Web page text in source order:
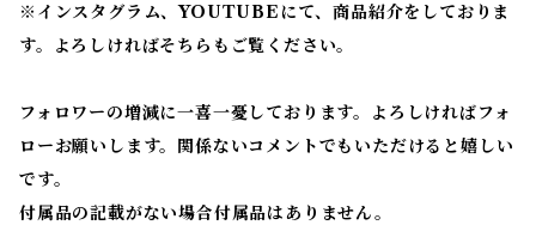
※ インスタグラム、YOUTUBEにて、商品紹介をしておりま
す。よろしければそちらもご覧ください。
フォロワーの増減に一喜一憂しております。よろしければフォ
ローお願いします。関係ないコメントでもいただけると嬉しい
です。
付属品の記載がない場合付属品はありません。